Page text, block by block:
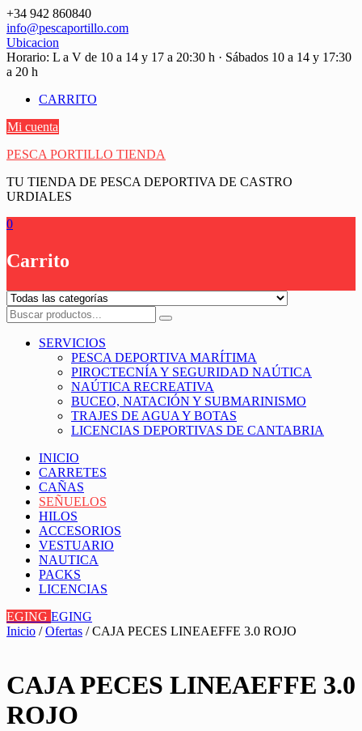
Saltar
contenido
+34 942 860840
info@pescaportillo.com
Ubicacion
Horario: L a V de 10 a 14 y 17 a 20:30 h · Sábados 10 a 14 y 17:30
a 20 h
CARRITO
Mi cuenta
PESCA PORTILLO TIENDA
TU TIENDA DE PESCA DEPORTIVA DE CASTRO
URDIALES
0
Carrito
SERVICIOS
PESCA DEPORTIVA MARÍTIMA
PIROCTECNÍA Y SEGURIDAD NAÚTICA
NAÚTICA RECREATIVA
BUCEO, NATACIÓN Y SUBMARINISMO
TRAJES DE AGUA Y BOTAS
LICENCIAS DEPORTIVAS DE CANTABRIA
INICIO
CARRETES
CAÑAS
SEÑUELOS
HILOS
ACCESORIOS
VESTUARIO
NAUTICA
PACKS
LICENCIAS
EGING EGING
Inicio /Ofertas / CAJA PECES LINEAEFFE 3.0 ROJO
CAJA PECES LINEAEFFE 3.0
ROJO